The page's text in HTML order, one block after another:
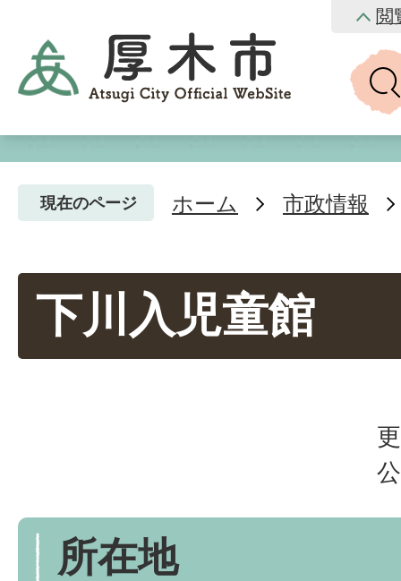
閲
現在のページ ホーム 市政情報
下川入児童館
所在地